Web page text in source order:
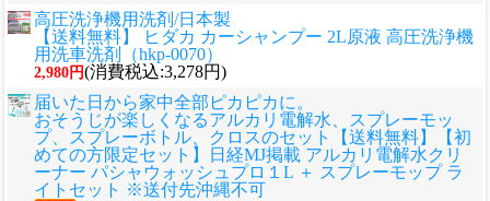
高圧洗浄機用洗剤/日本製
【送料無料】 ヒダカ カーシャンプー 2L原液 高圧洗浄機
用洗車洗剤（hkp-0070）
2,980円(消費税込:3,278円)
届いた日から家中全部ピカピカに。
おそうじが楽しくなるアルカリ電解水、スプレーモッ
プ、スプレーボトル、クロスのセット
【送料無料】【初
めての方限定セット】日経MJ掲載 アルカリ電解水クリ
ーナー パシャウォッシュプロ１L ＋ スプレーモップ ラ
イトセット ※送付先沖縄不可